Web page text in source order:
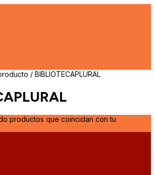
/ BIBLIOTECAPLURAL
productos que coincidan con tu